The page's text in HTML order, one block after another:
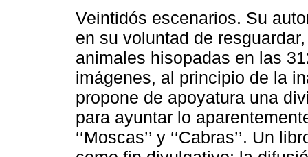
Veintidós escenarios. Su
en su voluntad de
animales hisopadas en las
imágenes, al principio de la
propone de apoyatura una
para ayuntar lo
‘‘Moscas’’ y ‘‘Cabras’’.